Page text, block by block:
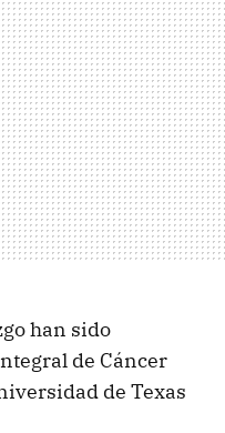
han sido
de Cáncer
de Texas